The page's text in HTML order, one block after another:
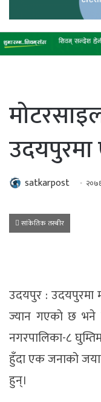
satkarpost
सांकेतिक तस्बीर
उदयपुर : उदयपुरमा
ज्यान गएकाे छ भने
नगरपालिका-८
हुँदा एक जनाको
हुन्।